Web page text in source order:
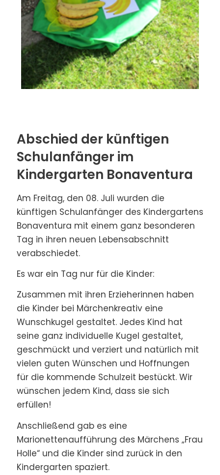
Abschied der künftigen
Schulanfänger im
Kindergarten Bonaventura
Am Freitag, den 08. Juli wurden die
künftigen Schulanfänger des Kindergartens
Bonaventura mit einem ganz besonderen
Tag in ihren neuen Lebensabschnitt
verabschiedet.
Es war ein Tag nur für die Kinder:
Zusammen mit ihren Erzieherinnen haben
die Kinder bei Märchenkreativ eine
Wunschkugel gestaltet. Jedes Kind hat
seine ganz individuelle Kugel gestaltet,
geschmückt und verziert und natürlich mit
vielen guten Wünschen und Hoffnungen
für die kommende Schulzeit bestückt. Wir
wünschen jedem Kind, dass sie sich
erfüllen!
Anschließend gab es eine
Marionettenaufführung des Märchens „Frau
Holle“ und die Kinder sind zurück in den
Kindergarten spaziert.